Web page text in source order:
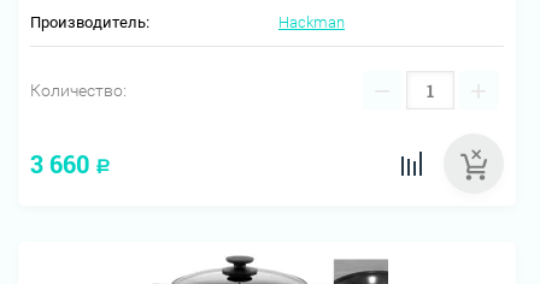
Производитель: Hackman
Количество: − +
3 660 Р